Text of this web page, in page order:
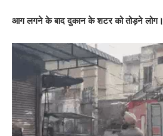
आग लगने के बाद दुकान के शटर को तोड़ने लोग।